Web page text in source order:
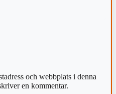
och webbplats i denna
en kommentar.